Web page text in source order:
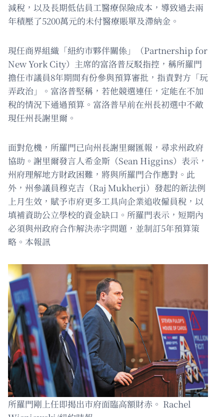
減稅，以及長期低估員工醫療保險成本，導致過去兩
年積壓了5200萬元的未付醫療賬單及滯納金。
現任商界組織「紐約市夥伴關係」（Partnership for
New York City）主席的富洛普反駁指控，稱所羅門
擔任市議員8年期間有份參與預算審批，指責對方「玩
弄政治」。富洛普堅稱，若他競選連任，定能在不加
稅的情況下通過預算。富洛普早前在州長初選中不敵
現任州長謝里爾。
面對危機，所羅門已向州長謝里爾匯報，尋求州政府
協助。謝里爾發言人希金斯（Sean Higgins）表示，
州府理解地方財政困難，將與所羅門合作應對。此
外，州參議員穆克吉（Raj Mukherji）發起的新法例
上月生效，賦予市府更多工具向企業追收僱員稅，以
填補資助公立學校的資金缺口。所羅門表示，短期內
必須與州政府合作解決赤字問題，並制訂5年預算策
略。本報訊
所羅門剛上任即揭出市府面臨高額財赤。 Rachel